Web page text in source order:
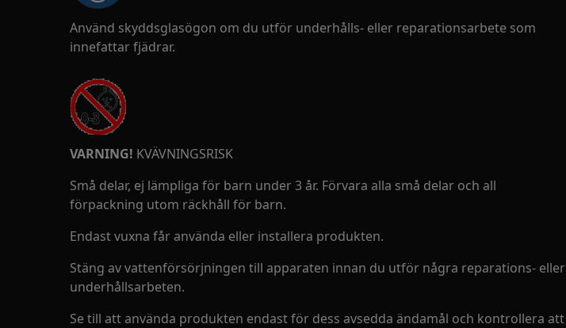
Använd skyddsglasögon om du utför underhålls- eller reparationsarbete som
innefattar fjädrar.
VARNING! KVÄVNINGSRISK
Små delar, ej lämpliga för barn under 3 år. Förvara alla små delar och all
förpackning utom räckhåll för barn.
Endast vuxna får använda eller installera produkten.
Stäng av vattenförsörjningen till apparaten innan du utför några reparations- eller
underhållsarbeten.
Se till att använda produkten endast för dess avsedda ändamål och kontrollera att